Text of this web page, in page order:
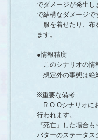
でダメージが発生
で結構なダメージで
服を着せたり、布
ます。
●情報精度
このシナリオの情
想定外の事態は絶
※重要な備考
R.O.Oシナリオに
行われます。
『死亡』した場合
バターのステータス